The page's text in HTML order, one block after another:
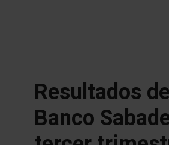
Resultados de
Banco